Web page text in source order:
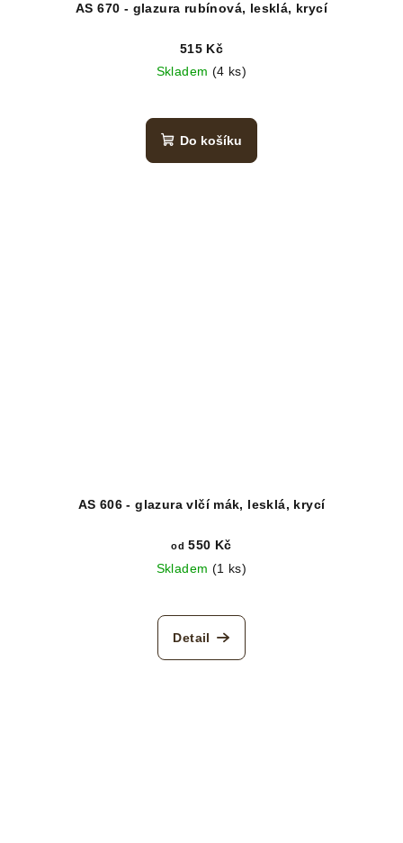
AS 670 - glazura rubínová, lesklá, krycí
515 Kč
Skladem (4 ks)
Do košíku
AS 606 - glazura vlčí mák, lesklá, krycí
od 550 Kč
Skladem (1 ks)
Detail